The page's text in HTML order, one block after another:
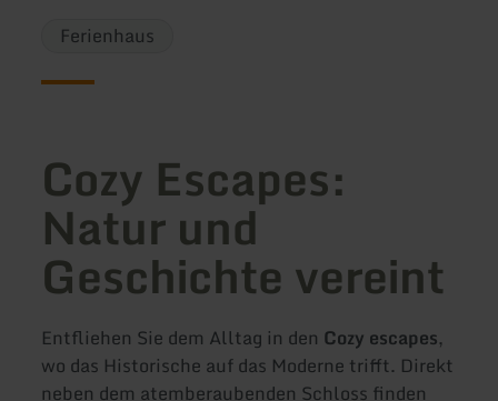
Ferienhaus
Cozy Escapes:
Natur und
Geschichte vereint
Entfliehen Sie dem Alltag in den Cozy escapes,
wo das Historische auf das Moderne trifft. Direkt
neben dem atemberaubenden Schloss finden